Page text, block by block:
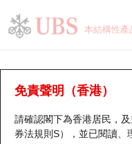
本結構性產
免責聲明（香港）
請確認閣下為香港居民，
券法規則S），並已閱讀、
牛熊證分析儀
表現 街貨統計 比較
瑞銀認股證一覽
新發行瑞銀認股證
街貨統計
比較
牛熊全景快搜
牛熊證搜尋
街貨統計
比較
十大升幅/跌幅
十大認股證成交分佈
正股分析儀
二十大活躍股份
持股比重
顯示所有持股比重
每月輪證大市專題
輪證專欄